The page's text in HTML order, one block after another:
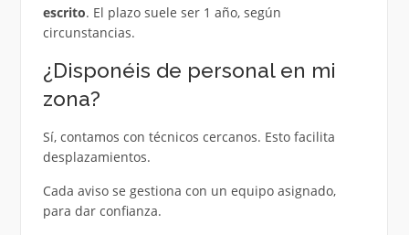
escrito. El plazo suele ser 1 año, según
circunstancias.
¿Disponéis de personal en mi
zona?
Sí, contamos con técnicos cercanos. Esto facilita
desplazamientos.
Cada aviso se gestiona con un equipo asignado,
para dar confianza.